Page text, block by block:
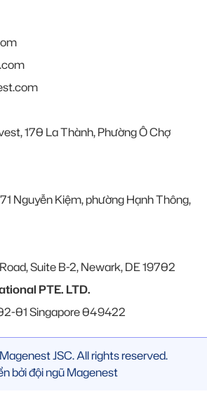
170 La Thành, Phường Ô Chợ
Nguyễn Kiệm, phường Hạnh Thông,
Suite B-2, Newark, DE 19702
PTE. LTD.
01 Singapore 049422
JSC. All rights reserved.
bởi đội ngũ Magenest